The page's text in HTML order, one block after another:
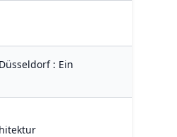
: Ein